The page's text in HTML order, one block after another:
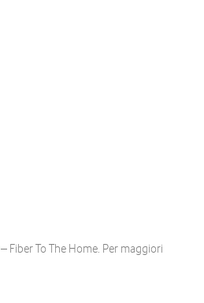
– Fiber To The Home. Per maggiori